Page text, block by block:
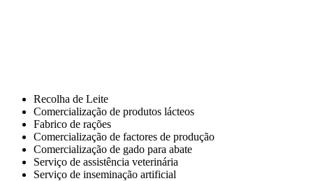
Recolha de Leite
Comercialização de produtos lácteos
Fabrico de rações
Comercialização de factores de produção
Comercialização de gado para abate
Serviço de assistência veterinária
Serviço de inseminação artificial